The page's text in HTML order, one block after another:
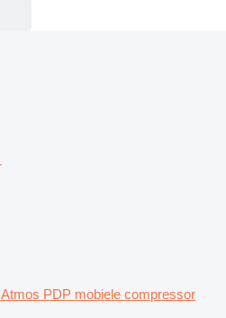
Atmos PDP mobiele compressor